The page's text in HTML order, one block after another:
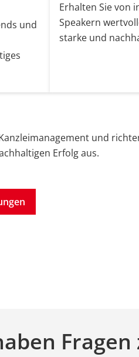
und
Erhalten Sie von
Speakern
starke und
und
Erfolg aus.
Fragen